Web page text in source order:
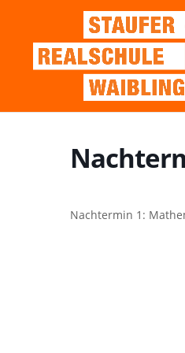
Nachtermin 1: